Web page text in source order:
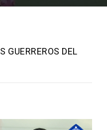
GUERREROS DEL